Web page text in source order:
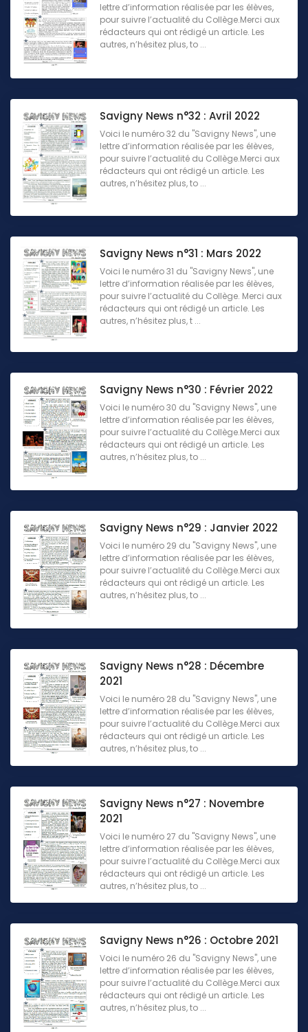
lettre d’information réalisée par les élèves,
pour suivre l’actualité du Collège.Merci aux
rédacteurs qui ont rédigé un article. Les
autres, n’hésitez plus, to ...
Savigny News n°32 : Avril 2022
Voici le numéro 32 du "Savigny News", une
lettre d’information réalisée par les élèves,
pour suivre l’actualité du Collège.Merci aux
rédacteurs qui ont rédigé un article. Les
autres, n’hésitez plus, to ...
Savigny News n°31 : Mars 2022
Voici le numéro 31 du "Savigny News", une
lettre d’information réalisée par les élèves,
pour suivre l’actualité du Collège. Merci aux
rédacteurs qui ont rédigé un article. Les
autres, n’hésitez plus, t ...
Savigny News n°30 : Février 2022
Voici le numéro 30 du "Savigny News", une
lettre d’information réalisée par les élèves,
pour suivre l’actualité du Collège.Merci aux
rédacteurs qui ont rédigé un article. Les
autres, n’hésitez plus, to ...
Savigny News n°29 : Janvier 2022
Voici le numéro 29 du "Savigny News", une
lettre d’information réalisée par les élèves,
pour suivre l’actualité du Collège.Merci aux
rédacteurs qui ont rédigé un article. Les
autres, n’hésitez plus, to ...
Savigny News n°28 : Décembre
2021
Voici le numéro 28 du "Savigny News", une
lettre d’information réalisée par les élèves,
pour suivre l’actualité du Collège.Merci aux
rédacteurs qui ont rédigé un article. Les
autres, n’hésitez plus, to ...
Savigny News n°27 : Novembre
2021
Voici le numéro 27 du "Savigny News", une
lettre d’information réalisée par les élèves,
pour suivre l’actualité du Collège.Merci aux
rédacteurs qui ont rédigé un article. Les
autres, n’hésitez plus, to ...
Savigny News n°26 : Octobre 2021
Voici le numéro 26 du "Savigny News", une
lettre d’information réalisée par les élèves,
pour suivre l’actualité du Collège.Merci aux
rédacteurs qui ont rédigé un article. Les
autres, n’hésitez plus, to ...